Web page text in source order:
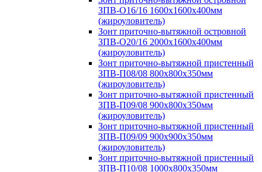
ЗПВ-О16/16 1600х1600х400мм
(жироуловитель)
Зонт приточно-вытяжной островной
ЗПВ-О20/16 2000х1600х400мм
(жироуловитель)
Зонт приточно-вытяжной пристенный
ЗПВ-П08/08 800х800х350мм
(жироуловитель)
Зонт приточно-вытяжной пристенный
ЗПВ-П09/08 900х800х350мм
(жироуловитель)
Зонт приточно-вытяжной пристенный
ЗПВ-П09/09 900х900х350мм
(жироуловитель)
Зонт приточно-вытяжной пристенный
ЗПВ-П10/08 1000х800х350мм